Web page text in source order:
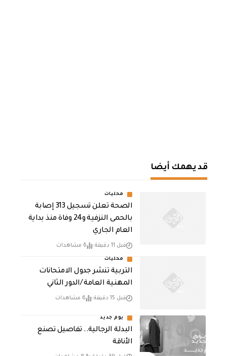
قد يهمك أيضا
محليات
الصحة تعلن تسجيل 313 إصابة
بالحمى النزفية و24 وفاة منذ بداية
العام الجاري
قبل 11 دقيقة 6 مشاهدات
محليات
التربية تنشر جدول الامتحانات
المهنية العامة /الدور الثاني
قبل 15 دقيقة 6 مشاهدات
يوم جديد
البدلة الرجالية.. تفاصيل تصنع
الأناقة